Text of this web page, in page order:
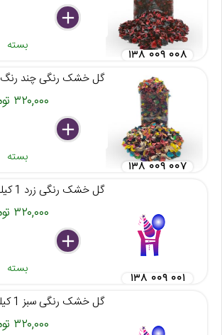
delete
remove
add
بسته
۱۳۸ ۰۰۹ ۰۰۸
گل خشک رنگی چند رنگ 1 کیلویی
۳۲۰,۰۰۰ تومان
delete
remove
add
بسته
۱۳۸ ۰۰۹ ۰۰۷
گل خشک رنگی زرد 1 کیلویی
۳۲۰,۰۰۰ تومان
delete
remove
add
بسته
۱۳۸ ۰۰۹ ۰۰۱
گل خشک رنگی سبز 1 کیلویی
۳۲۰,۰۰۰ تومان